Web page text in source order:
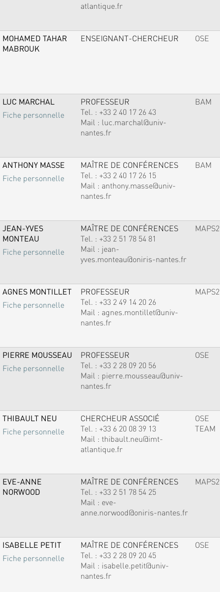
atlantique.fr
MOHAMED TAHAR
MABROUK
ENSEIGNANT-CHERCHEUR OSE
LUC MARCHAL
Fiche personnelle
PROFESSEUR
Tel. : +33 2 40 17 26 43
Mail : luc.marchal@univ-
nantes.fr
BAM
ANTHONY MASSE
Fiche personnelle
MAÎTRE DE CONFÉRENCES
Tel. : +33 2 40 17 26 15
Mail : anthony.masse@univ-
nantes.fr
BAM
JEAN-YVES
MONTEAU
Fiche personnelle
MAÎTRE DE CONFÉRENCES
Tel. : +33 2 51 78 54 81
Mail : jean-
yves.monteau@oniris-nantes.fr
MAPS2
AGNES MONTILLET
Fiche personnelle
PROFESSEUR
Tel. : +33 2 49 14 20 26
Mail : agnes.montillet@univ-
nantes.fr
MAPS2
PIERRE MOUSSEAU
Fiche personnelle
PROFESSEUR
Tel. : +33 2 28 09 20 56
Mail : pierre.mousseau@univ-
nantes.fr
OSE
THIBAULT NEU
Fiche personnelle
CHERCHEUR ASSOCIÉ
Tel. : +33 6 20 08 39 13
Mail : thibault.neu@imt-
atlantique.fr
OSE
TEAM
EVE-ANNE
NORWOOD
MAÎTRE DE CONFÉRENCES
Tel. : +33 2 51 78 54 25
Mail : eve-
anne.norwood@oniris-nantes.fr
MAPS2
ISABELLE PETIT
Fiche personnelle
MAÎTRE DE CONFÉRENCES
Tel. : +33 2 28 09 20 45
Mail : isabelle.petit@univ-
nantes.fr
OSE